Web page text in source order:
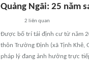
Quảng Ngãi: 25 năm
2 liên quan
Được bố trí tái định cư từ năm
thôn Trường Định (xã Tịnh Khê,
pháp lý đang ảnh hưởng trực